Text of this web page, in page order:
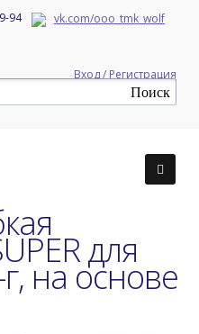
94
vk.com/ooo_tmk_wolf
Вход / Регистрация
для
на основе